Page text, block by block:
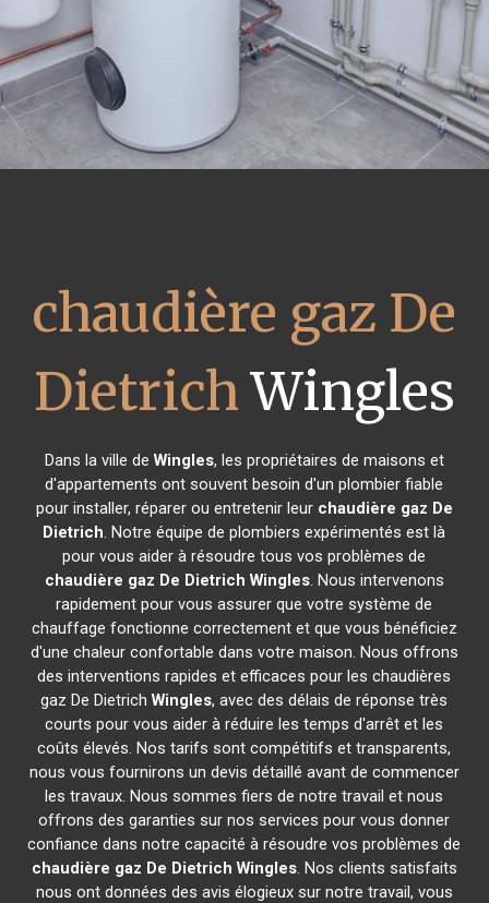
chaudière gaz De
DietrichWingles
Dans la ville de Wingles, les propriétaires de maisons et
d'appartements ont souvent besoin d'un plombier fiable
pour installer, réparer ou entretenir leur chaudière gaz De
Dietrich. Notre équipe de plombiers expérimentés est là
pour vous aider à résoudre tous vos problèmes de
chaudière gaz De Dietrich Wingles. Nous intervenons
rapidement pour vous assurer que votre système de
chauffage fonctionne correctement et que vous bénéficiez
d'une chaleur confortable dans votre maison. Nous offrons
des interventions rapides et efficaces pour les chaudières
gaz De DietrichWingles, avec des délais de réponse très
courts pour vous aider à réduire les temps d'arrêt et les
coûts élevés. Nos tarifs sont compétitifs et transparents,
nous vous fournirons un devis détaillé avant de commencer
les travaux. Nous sommes fiers de notre travail et nous
offrons des garanties sur nos services pour vous donner
confiance dans notre capacité à résoudre vos problèmes de
chaudière gaz De Dietrich Wingles. Nos clients satisfaits
nous ont données des avis élogieux sur notre travail, vous